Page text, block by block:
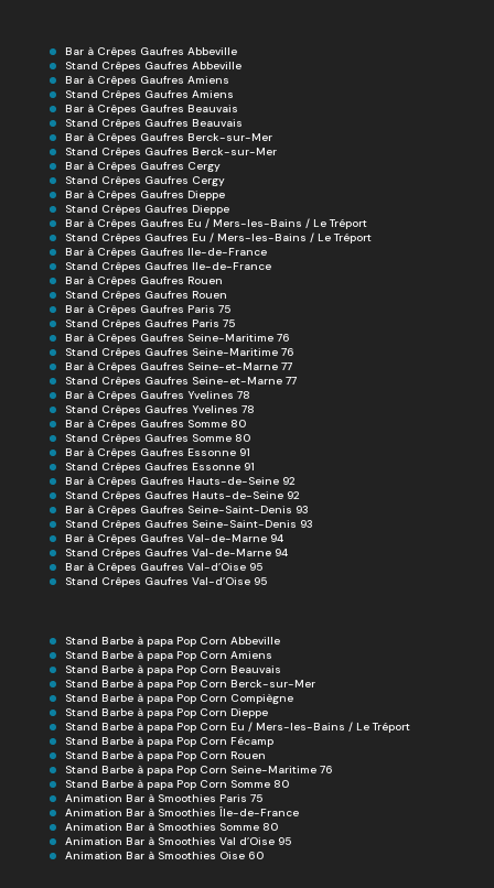
Bar à Crêpes Gaufres Abbeville
Stand Crêpes Gaufres Abbeville
Bar à Crêpes Gaufres Amiens
Stand Crêpes Gaufres Amiens
Bar à Crêpes Gaufres Beauvais
Stand Crêpes Gaufres Beauvais
Bar à Crêpes Gaufres Berck-sur-Mer
Stand Crêpes Gaufres Berck-sur-Mer
Bar à Crêpes Gaufres Cergy
Stand Crêpes Gaufres Cergy
Bar à Crêpes Gaufres Dieppe
Stand Crêpes Gaufres Dieppe
Bar à Crêpes Gaufres Eu / Mers-les-Bains / Le Tréport
Stand Crêpes Gaufres Eu / Mers-les-Bains / Le Tréport
Bar à Crêpes Gaufres Ile-de-France
Stand Crêpes Gaufres Ile-de-France
Bar à Crêpes Gaufres Rouen
Stand Crêpes Gaufres Rouen
Bar à Crêpes Gaufres Paris 75
Stand Crêpes Gaufres Paris 75
Bar à Crêpes Gaufres Seine-Maritime 76
Stand Crêpes Gaufres Seine-Maritime 76
Bar à Crêpes Gaufres Seine-et-Marne 77
Stand Crêpes Gaufres Seine-et-Marne 77
Bar à Crêpes Gaufres Yvelines 78
Stand Crêpes Gaufres Yvelines 78
Bar à Crêpes Gaufres Somme 80
Stand Crêpes Gaufres Somme 80
Bar à Crêpes Gaufres Essonne 91
Stand Crêpes Gaufres Essonne 91
Bar à Crêpes Gaufres Hauts-de-Seine 92
Stand Crêpes Gaufres Hauts-de-Seine 92
Bar à Crêpes Gaufres Seine-Saint-Denis 93
Stand Crêpes Gaufres Seine-Saint-Denis 93
Bar à Crêpes Gaufres Val-de-Marne 94
Stand Crêpes Gaufres Val-de-Marne 94
Bar à Crêpes Gaufres Val-d’Oise 95
Stand Crêpes Gaufres Val-d’Oise 95
Stand Barbe à papa Pop Corn Abbeville
Stand Barbe à papa Pop Corn Amiens
Stand Barbe à papa Pop Corn Beauvais
Stand Barbe à papa Pop Corn Berck-sur-Mer
Stand Barbe à papa Pop Corn Compiègne
Stand Barbe à papa Pop Corn Dieppe
Stand Barbe à papa Pop Corn Eu / Mers-les-Bains / Le Tréport
Stand Barbe à papa Pop Corn Fécamp
Stand Barbe à papa Pop Corn Rouen
Stand Barbe à papa Pop Corn Seine-Maritime 76
Stand Barbe à papa Pop Corn Somme 80
Animation Bar à Smoothies Paris 75
Animation Bar à Smoothies Île-de-France
Animation Bar à Smoothies Somme 80
Animation Bar à Smoothies Val d’Oise 95
Animation Bar à Smoothies Oise 60